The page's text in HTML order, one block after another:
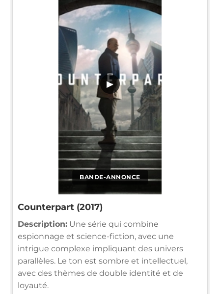
BANDE-ANNONCE
▶
Counterpart (2017)
Description: Une série qui combine
espionnage et science-fiction, avec une
intrigue complexe impliquant des univers
parallèles. Le ton est sombre et intellectuel,
avec des thèmes de double identité et de
loyauté.